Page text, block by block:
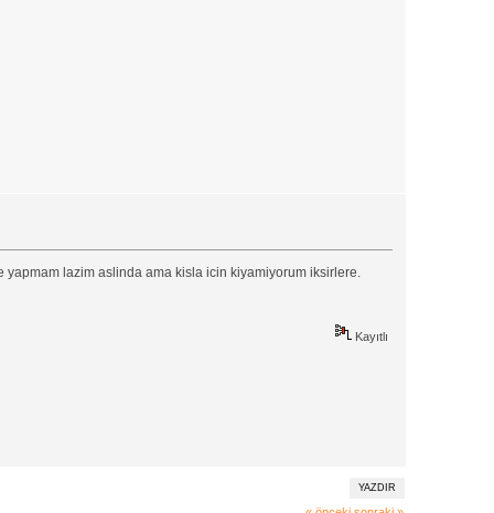
lazim aslinda ama kisla icin kiyamiyorum iksirlere.
Kayıtlı
YAZDIR